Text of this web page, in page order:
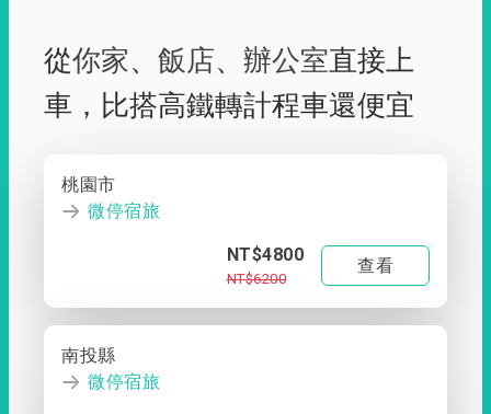
從你家、 飯店、 辦公室直接上
車， 比搭高鐵轉計程車還便宜
桃園市
微停宿旅
NT$4800
NT$6200
查看
南投縣
微停宿旅